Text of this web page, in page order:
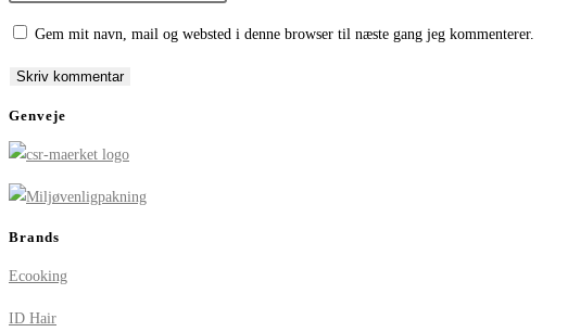
totoURL
Gem mit navn, mail og websted i denne browser til næste gang jeg kommenterer.
Genveje
Brands
Ecooking
ID Hair